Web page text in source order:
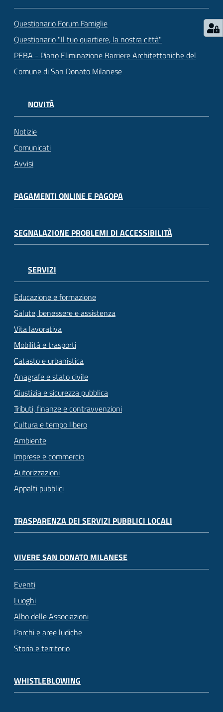
Questionario Forum Famiglie
Questionario "Il tuo quartiere, la nostra città"
PEBA - Piano Eliminazione Barriere Architettoniche del
Comune di San Donato Milanese
NOVITÀ
Notizie
Comunicati
Avvisi
PAGAMENTI ONLINE E PAGOPA
SEGNALAZIONE PROBLEMI DI ACCESSIBILITÀ
SERVIZI
Educazione e formazione
Salute, benessere e assistenza
Vita lavorativa
Mobilità e trasporti
Catasto e urbanistica
Anagrafe e stato civile
Giustizia e sicurezza pubblica
Tributi, finanze e contravvenzioni
Cultura e tempo libero
Ambiente
Imprese e commercio
Autorizzazioni
Appalti pubblici
TRASPARENZA DEI SERVIZI PUBBLICI LOCALI
VIVERE SAN DONATO MILANESE
Eventi
Luoghi
Albo delle Associazioni
Parchi e aree ludiche
Storia e territorio
WHISTLEBLOWING